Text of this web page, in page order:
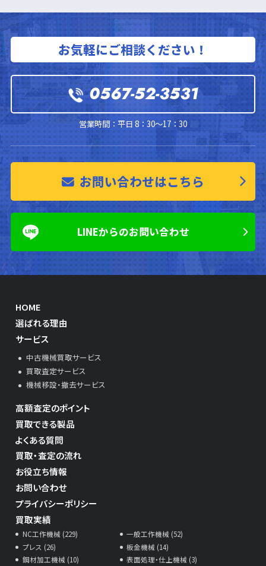
お気軽にご相談ください！
0567-52-3531
営業時間：平日 8：30～17：30
お問い合わせはこちら
LINEからのお問い合わせ
HOME
選ばれる理由
サービス
中古機械買取サービス
買取査定サービス
機械移設・撤去サービス
高額査定のポイント
買取できる製品
よくある質問
買取・査定の流れ
お役立ち情報
お問い合わせ
プライバシーポリシー
買取実績
NC工作機械 (229)
一般工作機械 (52)
プレス (26)
板金機械 (14)
鋼材加工機械 (10)
表面処理・仕上機械 (3)